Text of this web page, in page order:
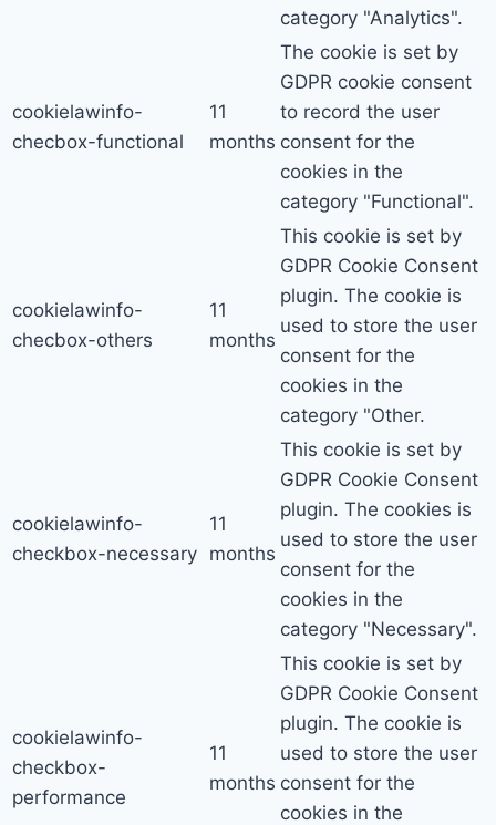
category "Analytics".
cookielawinfo-
checbox-functional
11
months
The cookie is set by
GDPR cookie consent
to record the user
consent for the
cookies in the
category "Functional".
cookielawinfo-
checbox-others
11
months
This cookie is set by
GDPR Cookie Consent
plugin. The cookie is
used to store the user
consent for the
cookies in the
category "Other.
cookielawinfo-
checkbox-necessary
11
months
This cookie is set by
GDPR Cookie Consent
plugin. The cookies is
used to store the user
consent for the
cookies in the
category "Necessary".
cookielawinfo-
checkbox-
performance
11
months
This cookie is set by
GDPR Cookie Consent
plugin. The cookie is
used to store the user
consent for the
cookies in the